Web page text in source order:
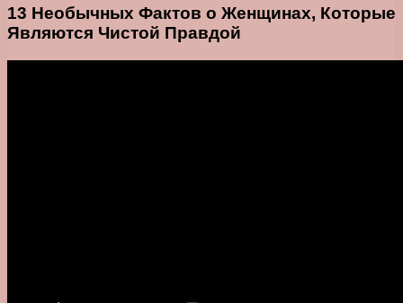
13 Необычных Фактов о Женщинах, Которые
Являются Чистой Правдой